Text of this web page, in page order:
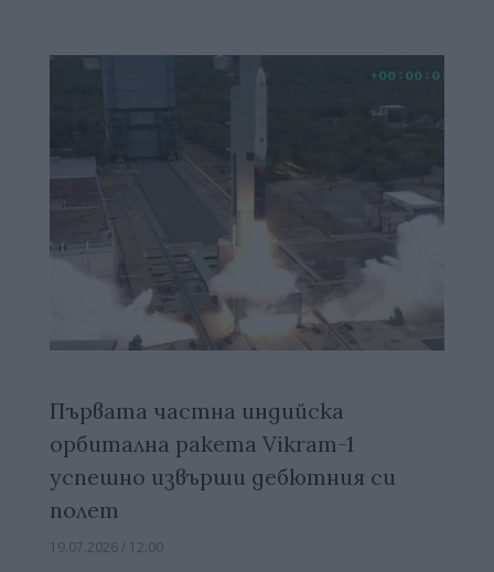
Първата частна индийска
орбитална ракета Vikram-1
успешно извърши дебютния си
полет
19.07.2026 / 12:00